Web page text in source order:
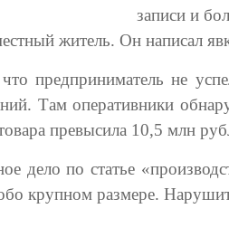
записи и
житель. Он написал
предприниматель не
Там оперативники
превысила 10,5 млн
дело по статье
крупном размере.